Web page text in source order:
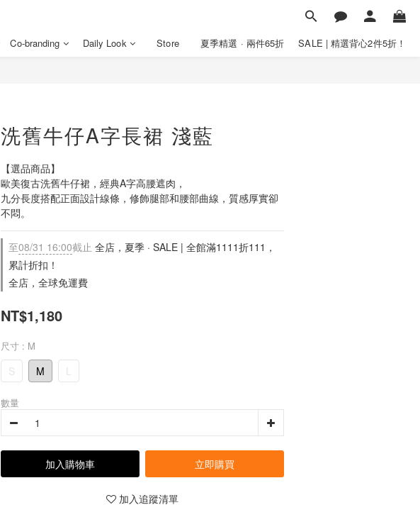
Co-branding Daily Look Store 夏季精選 · 兩件65折 SALE | 精選背心2件5折！
洗舊牛仔A字長裙 淺藍
【選品商品】
歐美復古洗舊牛仔裙，經典A字高腰遮肉，
九分長度搭配正面設計線條，修飾腿部和腰部曲線，質感厚實卻
不悶。
至08/31 16:00截止 全店，夏季 · SALE | 全館滿1111折111，
累計折扣！
全店，全球免運費
NT$1,180
尺寸 : M
S M L
數量
加入購物車 立即購買
加入追蹤清單